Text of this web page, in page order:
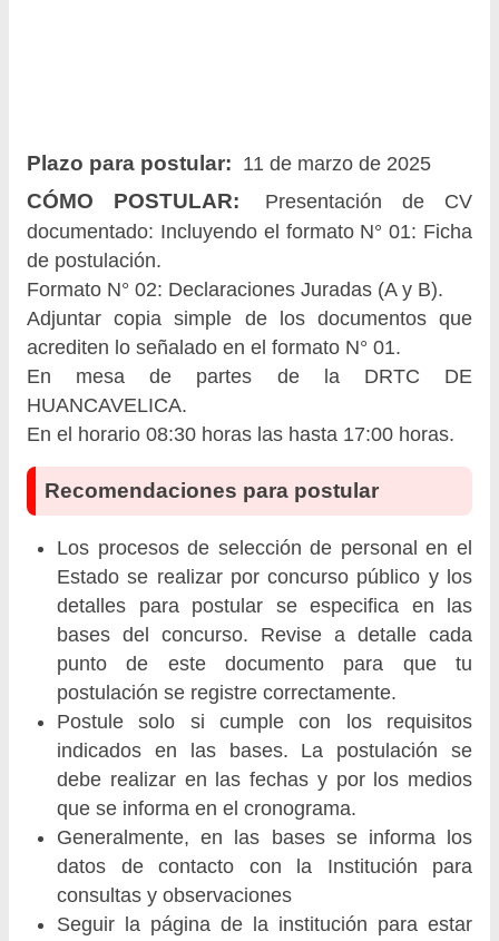
Plazo para postular: 11 de marzo de 2025
CÓMO POSTULAR:
Presentación de CV
documentado: Incluyendo el formato N° 01: Ficha
de postulación.
Formato N° 02: Declaraciones Juradas (A y B).
Adjuntar copia simple de los documentos que
acrediten lo señalado en el formato N° 01.
En mesa de partes de la DRTC DE
HUANCAVELICA.
En el horario 08:30 horas las hasta 17:00 horas.
Recomendaciones para postular
Los procesos de selección de personal en el
Estado se realizar por concurso público y los
detalles para postular se especifica en las
bases del concurso. Revise a detalle cada
punto de este documento para que tu
postulación se registre correctamente.
Postule solo si cumple con los requisitos
indicados en las bases. La postulación se
debe realizar en las fechas y por los medios
que se informa en el cronograma.
Generalmente, en las bases se informa los
datos de contacto con la Institución para
consultas y observaciones
Seguir la página de la institución para estar